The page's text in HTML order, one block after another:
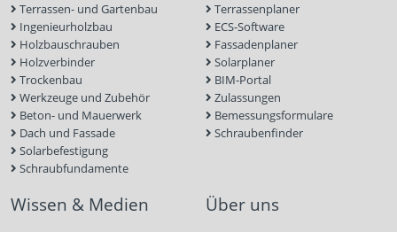
Terrassen- und Gartenbau
Ingenieurholzbau
Holzbauschrauben
Holzverbinder
Trockenbau
Werkzeuge und Zubehör
Beton- und Mauerwerk
Dach und Fassade
Solarbefestigung
Schraubfundamente
Terrassenplaner
ECS-Software
Fassadenplaner
Solarplaner
BIM-Portal
Zulassungen
Bemessungsformulare
Schraubenfinder
Wissen & Medien Über uns